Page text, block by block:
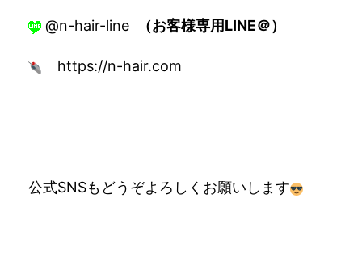
@n-hair-line （お客様専用LINE＠）
https://n-hair.com
公式SNSもどうぞよろしくお願いします